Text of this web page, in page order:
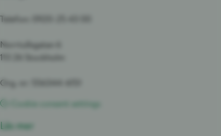
Telefon: 0920-25 43 00
Norrtullsgatan 6
113 26 Stockholm
Org. nr: 556344-6151
Cookie consent settings
Läs mer